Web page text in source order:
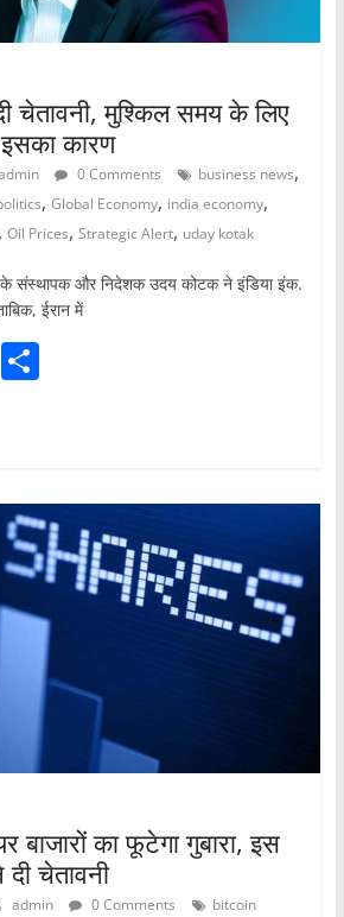
चेतावनी, मुश्किल समय के लिए
कारण
0 Comments business news,
, Global Economy, india economy,
Oil Prices, Strategic Alert, uday kotak
के संस्थापक और निदेशक उदय कोटक ने इंडिया इंक.
ईरान में
p
p
S
बाजारों का फूटेगा गुबारा, इस
चेतावनी
admin 0 Comments
bitcoin